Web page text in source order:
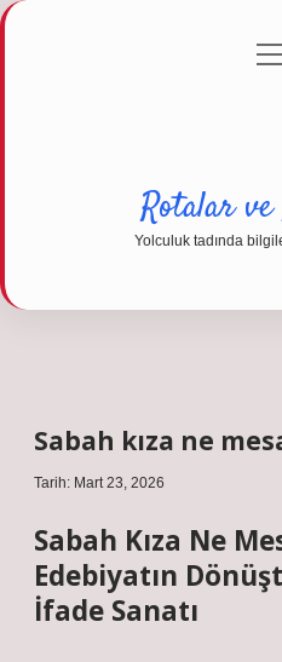
Gizlilik
Rotalar
Yolculuk tadında
Sabah kıza ne
Tarih: Mart 23, 2026
Sabah Kıza Ne
Edebiyatın
İfade Sanatı